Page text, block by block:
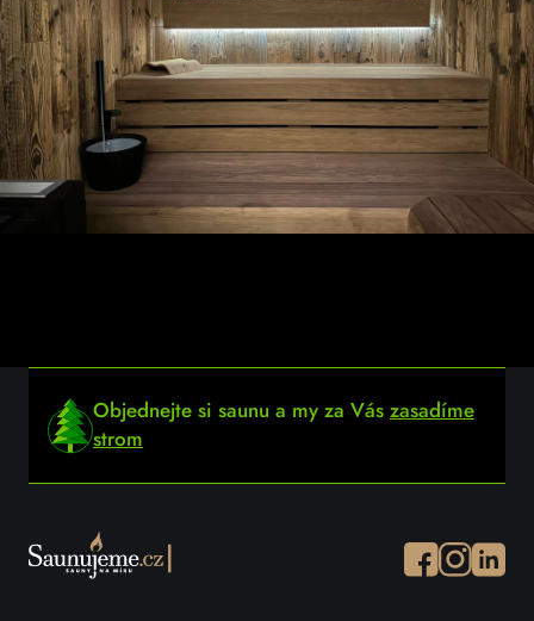
Objednejte si saunu a my za Vás zasadíme
strom
Facebook
Instagram